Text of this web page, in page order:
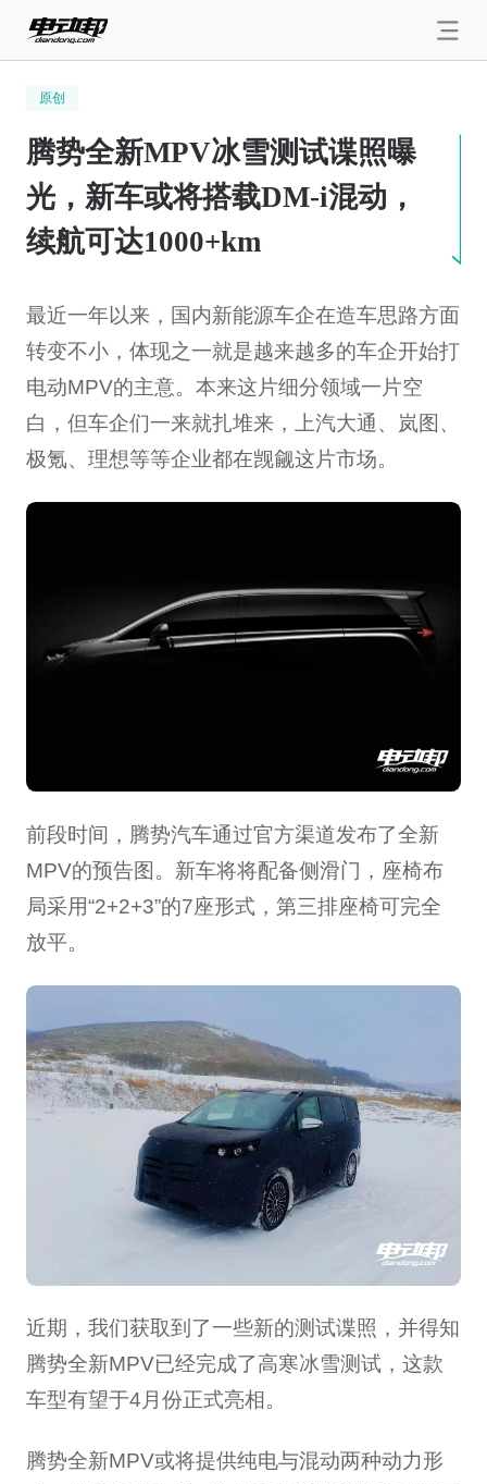
原创
腾势全新MPV冰雪测试谍照曝
光，新车或将搭载DM-i混动，
续航可达1000+km
最近一年以来，国内新能源车企在造车思路方面
转变不小，体现之一就是越来越多的车企开始打
电动MPV的主意。本来这片细分领域一片空
白，但车企们一来就扎堆来，上汽大通、岚图、
极氪、理想等等企业都在觊觎这片市场。
前段时间，腾势汽车通过官方渠道发布了全新
MPV的预告图。新车将将配备侧滑门，座椅布
局采用“2+2+3”的7座形式，第三排座椅可完全
放平。
近期，我们获取到了一些新的测试谍照，并得知
腾势全新MPV已经完成了高寒冰雪测试，这款
车型有望于4月份正式亮相。
腾势全新MPV或将提供纯电与混动两种动力形